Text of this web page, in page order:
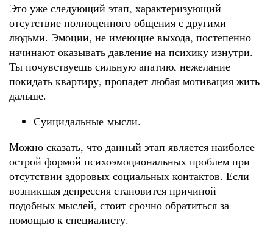
Это уже следующий этап, характеризующий
отсутствие полноценного общения с другими
людьми. Эмоции, не имеющие выхода, постепенно
начинают оказывать давление на психику изнутри.
Ты почувствуешь сильную апатию, нежелание
покидать квартиру, пропадет любая мотивация жить
дальше.
Суицидальные мысли.
Можно сказать, что данный этап является наиболее
острой формой психоэмоциональных проблем при
отсутствии здоровых социальных контактов. Если
возникшая депрессия становится причиной
подобных мыслей, стоит срочно обратиться за
помощью к специалисту.